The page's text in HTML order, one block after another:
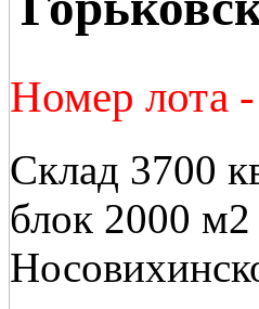
Номер лота -
Склад 3700
блок 2000